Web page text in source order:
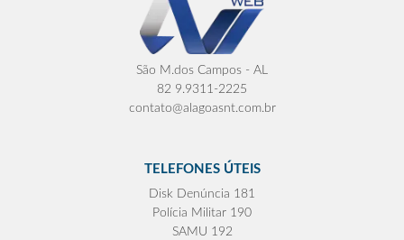
São M.dos Campos - AL
82 9.9311-2225
contato@alagoasnt.com.br
TELEFONES ÚTEIS
Disk Denúncia 181
Polícia Militar 190
SAMU 192